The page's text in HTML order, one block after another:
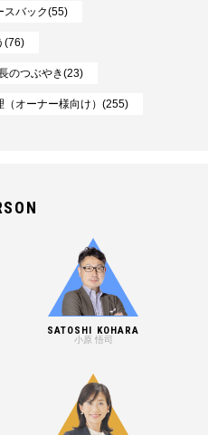
スバック(55)
(76)
のつぶやき(23)
（オーナー様向け）(255)
SATOSHI KOHARA
小原 悟司